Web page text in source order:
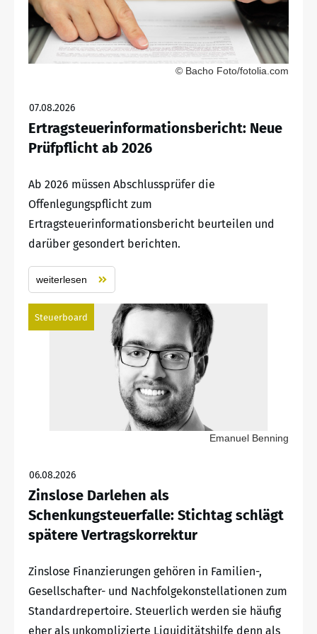
© Bacho Foto/fotolia.com
07.08.2026
Ertragsteuerinformationsbericht: Neue
Prüfpflicht ab 2026
Ab 2026 müssen Abschlussprüfer die
Offenlegungspflicht zum
Ertragsteuerinformationsbericht beurteilen und
darüber gesondert berichten.
weiterlesen
Steuerboard
Emanuel Benning
06.08.2026
Zinslose Darlehen als
Schenkungsteuerfalle: Stichtag schlägt
spätere Vertragskorrektur
Zinslose Finanzierungen gehören in Familien-,
Gesellschafter- und Nachfolgekonstellationen zum
Standardrepertoire. Steuerlich werden sie häufig
eher als unkomplizierte Liquiditätshilfe denn als